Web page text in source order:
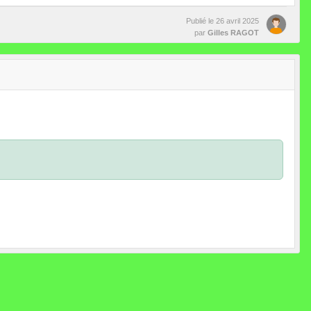
Publié le 26 avril 2025
par Gilles RAGOT